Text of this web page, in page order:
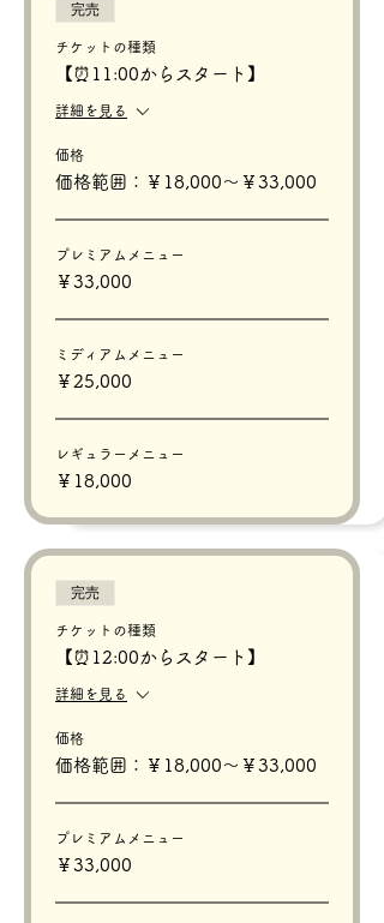
完売
チケットの種類
【⏰11:00からスタート】
詳細を見る
価格
価格範囲：￥18,000〜￥33,000
プレミアムメニュー
￥33,000
ミディアムメニュー
￥25,000
レギュラーメニュー
￥18,000
完売
チケットの種類
【⏰12:00からスタート】
詳細を見る
価格
価格範囲：￥18,000〜￥33,000
プレミアムメニュー
￥33,000